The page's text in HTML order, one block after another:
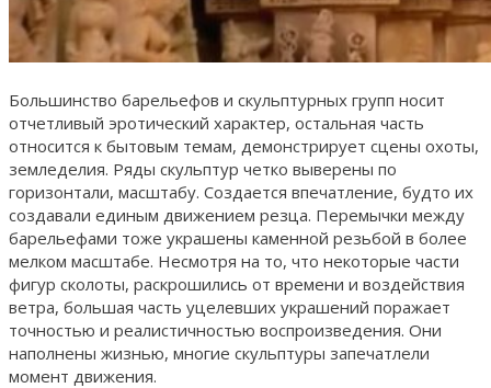
Большинство барельефов и скульптурных групп носит
отчетливый эротический характер, остальная часть
относится к бытовым темам, демонстрирует сцены охоты,
земледелия. Ряды скульптур четко выверены по
горизонтали, масштабу. Создается впечатление, будто их
создавали единым движением резца. Перемычки между
барельефами тоже украшены каменной резьбой в более
мелком масштабе. Несмотря на то, что некоторые части
фигур сколоты, раскрошились от времени и воздействия
ветра, большая часть уцелевших украшений поражает
точностью и реалистичностью воспроизведения. Они
наполнены жизнью, многие скульптуры запечатлели
момент движения.